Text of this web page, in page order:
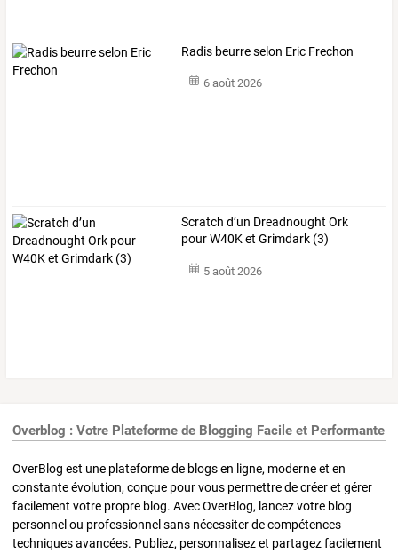
Radis beurre selon Eric Frechon
6 août 2026
Scratch d’un Dreadnought Ork
pour W40K et Grimdark (3)
5 août 2026
Overblog : Votre Plateforme de Blogging Facile et Performante
OverBlog est une plateforme de blogs en ligne, moderne et en
constante évolution, conçue pour vous permettre de créer et gérer
facilement votre propre blog. Avec OverBlog, lancez votre blog
personnel ou professionnel sans nécessiter de compétences
techniques avancées. Publiez, personnalisez et partagez facilement